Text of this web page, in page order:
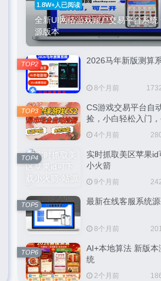
1.8W+人已阅读
全新UI网络游戏账户交易平台系统
源版本
2026马年新版测算
8个月前
TOP2
CS游戏交易平台自
捡，小白轻松入门，
可完成全部操作，日
300+，轻松副业【
4个月前
TOP3
实时抓取美区苹果id
小火箭
9个月前
TOP4
最新在线客服系统
8个月前
TOP5
AI+本地算法 新版本
统
2个月前
TOP6